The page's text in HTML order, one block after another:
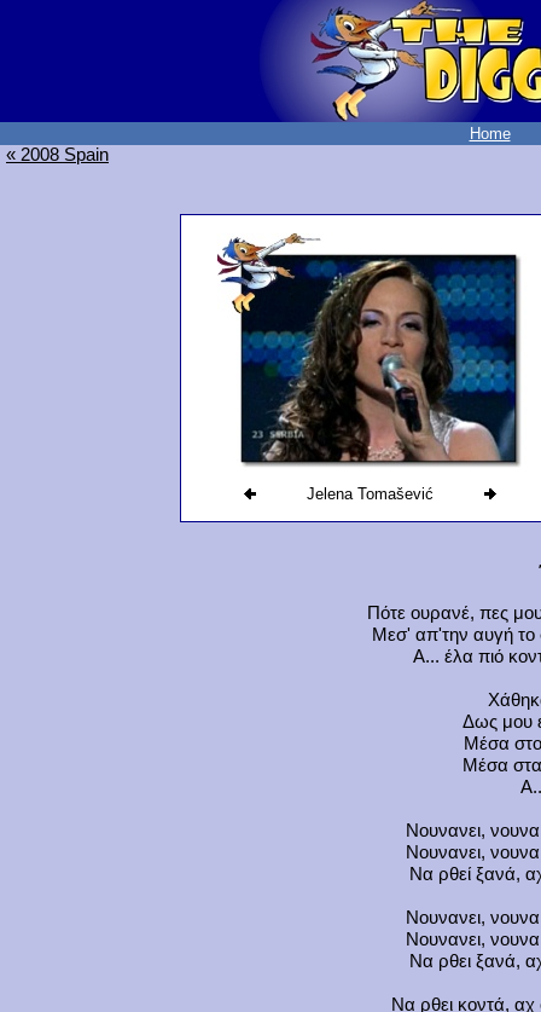
Home
« 2008 Spain
Jelena Tomašević
Πότε ουρανέ, πες
Μεσ' απ'την αυγή το
Α... έλα πιό
Δως μου
Μέσα
Μέσα
Νουνανει,
Νουνανει,
Να ρθεί ξανά,
Νουνανει,
Νουνανει,
Να ρθει ξανά,
Να ρθει κοντά,